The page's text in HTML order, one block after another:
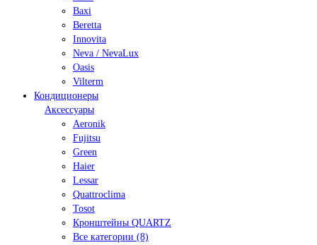
Baxi
Beretta
Innovita
Neva / NevaLux
Oasis
Vilterm
Кондиционеры
Аксессуары
Aeronik
Fujitsu
Green
Haier
Lessar
Quattroclima
Tosot
Кронштейны QUARTZ
Все категории (8)